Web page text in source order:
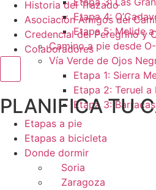
Etapa 4:
Etapa 5: Melide
Camino a pie desde
Vía Verde de Ojos
Etapa 1: Sierra
Etapa 2: Teruel a
Etapa 3:
Historia del Trazado
Asociación Amigos del
Credencial del Peregrino y
Colaboradores
Menú conmutador hamburguesa
PLANIFICA TU
Etapas a pie
Etapas a bicicleta
Donde dormir
Soria
Zaragoza